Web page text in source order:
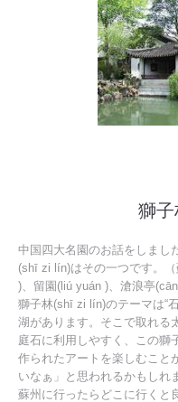
獅
中国四大名園のお話をしまし
(shī zi lín)はその一つです。
)、留園(liú yuán )、滄浪亭
獅子林(shī zi lín)のテーマは“
湖があります。そこで取れる
庭石に利用しやすく、この
作られたアートを楽しむこと
いなぁ」と思われるかもしれ
蘇州に行ったらどこに行くと